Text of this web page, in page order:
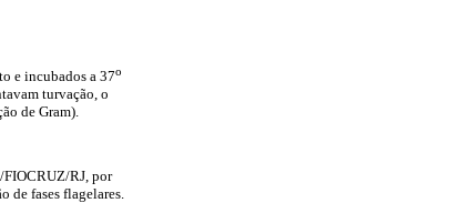
e incubados a 37o
turvação, o
de Gram).
RJ, por
de fases flagelares.